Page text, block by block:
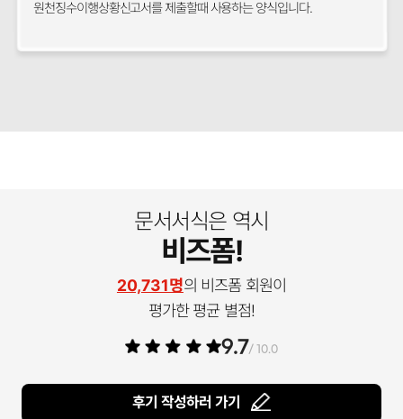
원천징수이행상황신고서를 제출할때 사용하는 양식입니다.
문서서식은 역시
비즈폼!
20,731명의 비즈폼 회원이
평가한 평균 별점!
9.7/ 10.0
후기 작성하러 가기